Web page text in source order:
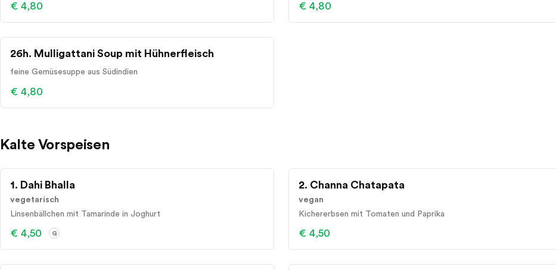
€ 4,80 € 4,80
26h. Mulligattani Soup mit Hühnerfleisch
feine Gemüsesuppe aus Südindien
€ 4,80
Kalte Vorspeisen
1. Dahi Bhalla
vegetarisch
Linsenbällchen mit Tamarinde in Joghurt
€ 4,50 G
2. Channa Chatapata
vegan
Kichererbsen mit Tomaten und Paprika
€ 4,50